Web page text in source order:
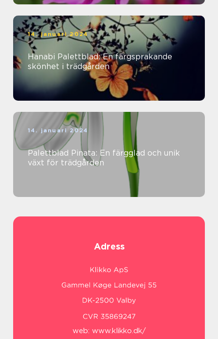
14. januari 2024
Hanabi Palettblad: En färgsprakande
skönhet i trädgården
14. januari 2024
Palettblad Pinata: En färgglad och unik
växt för trädgården
Adress
web: www.klikko.dk/